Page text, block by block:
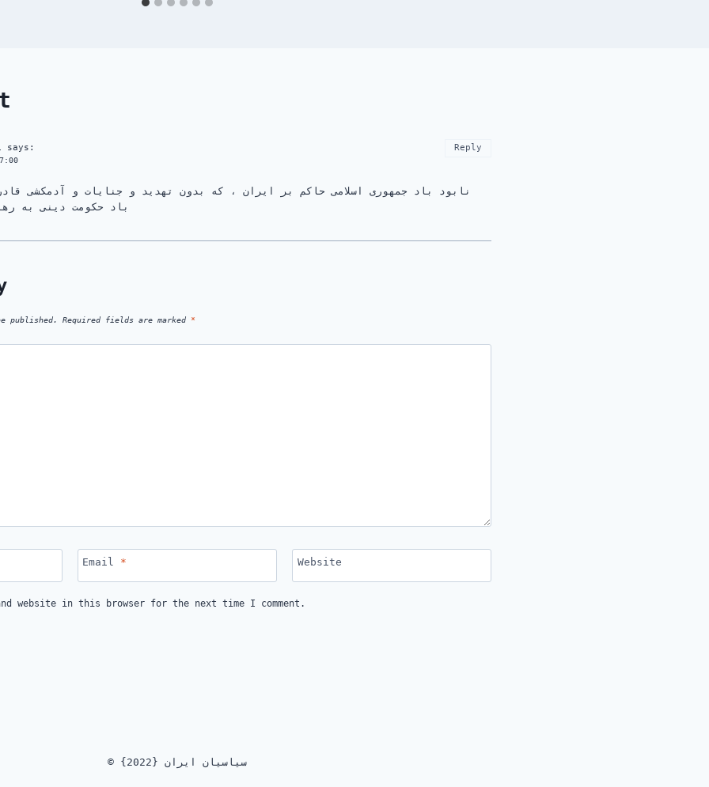
says:
نابود باد جمهوری اسلامی حاکم بر ایران ، که بدون تهدید و جنایات و آدمکشی
باد حکومت دینی به
Reply
published. Required fields are marked *
Email * Website
website in this browser for the next time I comment.
© {2022} سیاسیان ایران